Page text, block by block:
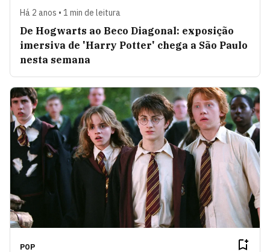
Há 2 anos • 1 min de leitura
De Hogwarts ao Beco Diagonal: exposição
imersiva de 'Harry Potter' chega a São Paulo
nesta semana
POP